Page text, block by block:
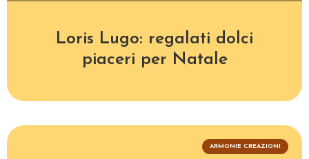
Loris Lugo: regalati dolci
piaceri per Natale
ARMONIE CREAZIONI